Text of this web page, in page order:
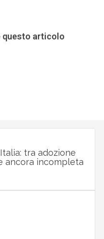
questo articolo
tra adozione
ancora incompleta